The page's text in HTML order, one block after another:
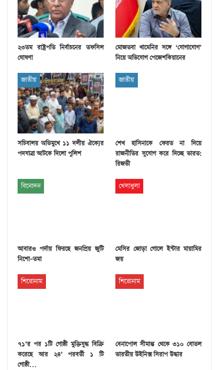
২৩তম রাষ্ট্রপতি নির্বাচনের তফসিল
ঘোষণা
মোজতবা খামেনির সঙ্গে ‘যোগাযোগ’
নিয়ে অভিযোগ পেজেশকিয়ানের
জাতীয়
সচিবালয় অভিমুখে ১১ দলীয় ঐক্যের
পদযাত্রা আটকে দিলো পুলিশ
জাতীয়
শেখ হাসিনাকে ফেরত না দিয়ে
রাজনীতির সুযোগ করে দিচ্ছে ভারত:
রিজভী
বিনোদন
আবারও পর্দায় ফিরছে জনপ্রিয় জুটি
নিশো–তমা
খেলাধুলা
মেসির জোড়া গোলে ইন্টার মায়ামির
জয়
শিরোনাম
৭১’র পর ১টি গোষ্ঠী মুক্তিযুদ্ধ বিক্রি
করেছে আর ২৪’ পরবর্তী ১ টি
গোষ্ঠী…
শিরোনাম
বেনাপোল সীমান্ত থেকে ৩১০ বোতল
ভারতীয় উইনিক্স সিরাপ উদ্ধার